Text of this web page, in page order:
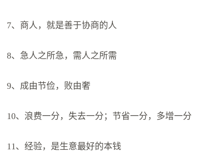
7、商人，就是善于协商的人
8、急人之所急，需人之所需
9、成由节俭，败由奢
10、浪费一分，失去一分；节省一分，多增一分
11、经验，是生意最好的本钱